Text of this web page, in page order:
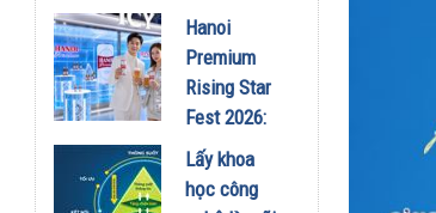
ghi điểm
trong mùa
hè
17/07/2026
Hanoi
Premium
Rising Star
Fest 2026:
Trải
nghiệm
không gian
Lấy khoa
học công